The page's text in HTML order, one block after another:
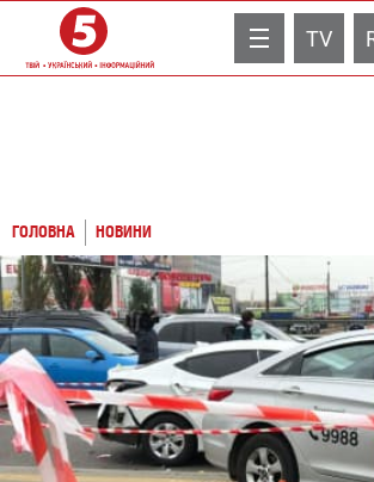
TV
ГОЛОВНА НОВИНИ